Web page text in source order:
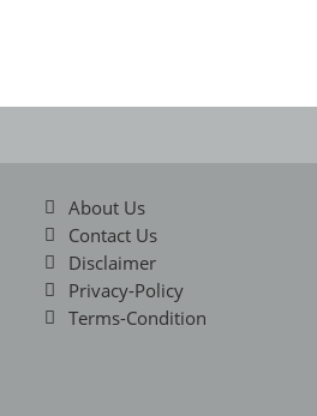
About Us
Contact Us
Disclaimer
Privacy-Policy
Terms-Condition